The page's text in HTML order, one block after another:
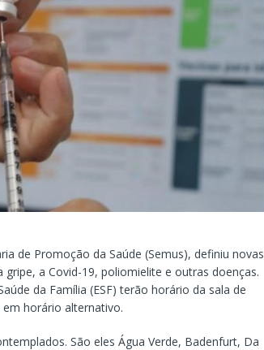
de Promoção da Saúde (Semus), definiu novas
a Covid-19, poliomielite e outras doenças.
da Família (ESF) terão horário da sala de
horário alternativo.
São eles Água Verde, Badenfurt, Da